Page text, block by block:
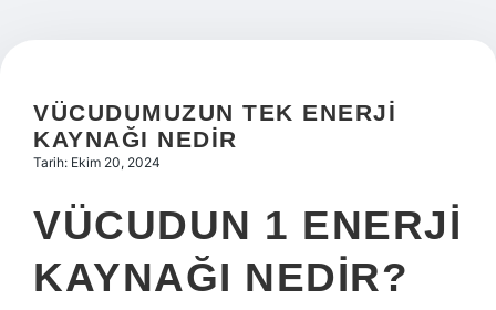
Hakkımızda
VÜCUDUMUZUN TEK ENERJI
KAYNAĞI NEDIR
Tarih: Ekim 20, 2024
VÜCUDUN 1 ENERJI
KAYNAĞI NEDIR?